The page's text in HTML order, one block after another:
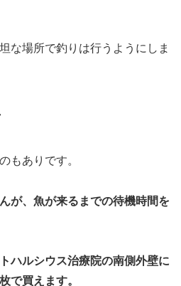
な場所で釣りは行うようにしま
もありです。
が、魚が来るまでの待機時間を
ハルシウス治療院の南側外壁に
で買えます。